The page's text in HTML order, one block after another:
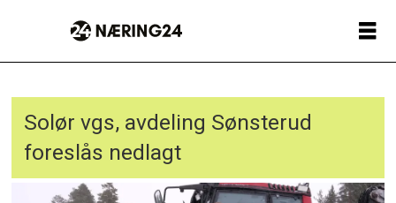
Solør vgs, avdeling Sønsterud
foreslås nedlagt